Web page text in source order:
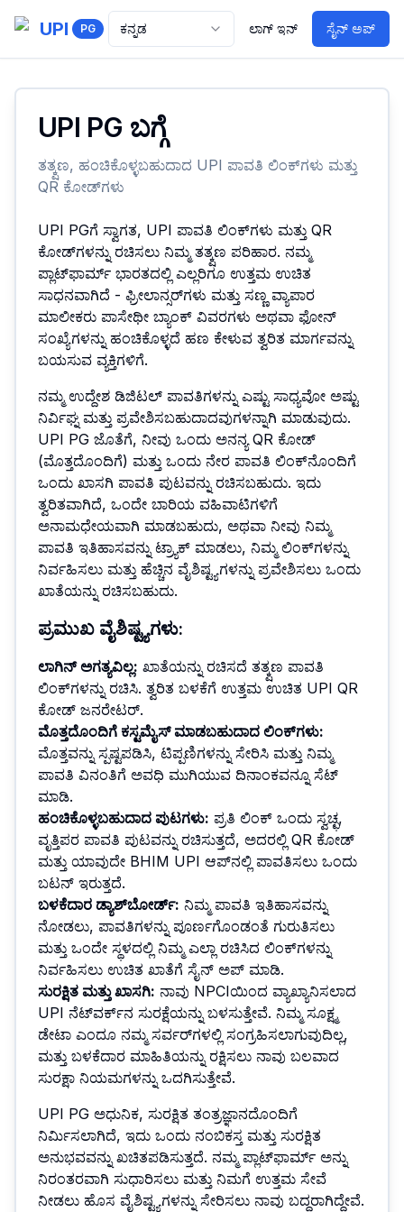
UPI PG ಕನ್ನಡ ಲಾಗ್ ಇನ್ ಸೈನ್ ಅಪ್
UPI PG ಬಗ್ಗೆ
ತತ್ಕ್ಷಣ, ಹಂಚಿಕೊಳ್ಳಬಹುದಾದ UPI ಪಾವತಿ ಲಿಂಕ್‌ಗಳು ಮತ್ತು
QR ಕೋಡ್‌ಗಳು
UPI PGಗೆ ಸ್ವಾಗತ, UPI ಪಾವತಿ ಲಿಂಕ್‌ಗಳು ಮತ್ತು QR
ಕೋಡ್‌ಗಳನ್ನು ರಚಿಸಲು ನಿಮ್ಮ ತತ್ಕ್ಷಣ ಪರಿಹಾರ. ನಮ್ಮ
ಪ್ಲಾಟ್‌ಫಾರ್ಮ್ ಭಾರತದಲ್ಲಿ ಎಲ್ಲರಿಗೂ ಉತ್ತಮ ಉಚಿತ
ಸಾಧನವಾಗಿದೆ - ಫ್ರೀಲಾನ್ಸರ್‌ಗಳು ಮತ್ತು ಸಣ್ಣ ವ್ಯಾಪಾರ
ಮಾಲೀಕರು ಪಾಸೇಥೀ ಬ್ಯಾಂಕ್ ವಿವರಗಳು ಅಥವಾ ಫೋನ್
ಸಂಖ್ಯೆಗಳನ್ನು ಹಂಚಿಕೊಳ್ಳದೆ ಹಣ ಕೇಳುವ ತ್ವರಿತ ಮಾರ್ಗವನ್ನು
ಬಯಸುವ ವ್ಯಕ್ತಿಗಳಿಗೆ.
ನಮ್ಮ ಉದ್ದೇಶ ಡಿಜಿಟಲ್ ಪಾವತಿಗಳನ್ನು ಎಷ್ಟು ಸಾಧ್ಯವೋ ಅಷ್ಟು
ನಿರ್ವಿಘ್ನ ಮತ್ತು ಪ್ರವೇಶಿಸಬಹುದಾದವುಗಳನ್ನಾಗಿ ಮಾಡುವುದು.
UPI PG ಜೊತೆಗೆ, ನೀವು ಒಂದು ಅನನ್ಯ QR ಕೋಡ್
(ಮೊತ್ತದೊಂದಿಗೆ) ಮತ್ತು ಒಂದು ನೇರ ಪಾವತಿ ಲಿಂಕ್‌ನೊಂದಿಗೆ
ಒಂದು ಖಾಸಗಿ ಪಾವತಿ ಪುಟವನ್ನು ರಚಿಸಬಹುದು. ಇದು
ತ್ವರಿತವಾಗಿದೆ, ಒಂದೇ ಬಾರಿಯ ವಹಿವಾಟಿಗಳಿಗೆ
ಅನಾಮಧೇಯವಾಗಿ ಮಾಡಬಹುದು, ಅಥವಾ ನೀವು ನಿಮ್ಮ
ಪಾವತಿ ಇತಿಹಾಸವನ್ನು ಟ್ರ್ಯಾಕ್ ಮಾಡಲು, ನಿಮ್ಮ ಲಿಂಕ್‌ಗಳನ್ನು
ನಿರ್ವಹಿಸಲು ಮತ್ತು ಹೆಚ್ಚಿನ ವೈಶಿಷ್ಟ್ಯಗಳನ್ನು ಪ್ರವೇಶಿಸಲು ಒಂದು
ಖಾತೆಯನ್ನು ರಚಿಸಬಹುದು.
ಪ್ರಮುಖ ವೈಶಿಷ್ಟ್ಯಗಳು:
ಲಾಗಿನ್ ಅಗತ್ಯವಿಲ್ಲ: ಖಾತೆಯನ್ನು ರಚಿಸದೆ ತತ್ಕ್ಷಣ ಪಾವತಿ
ಲಿಂಕ್‌ಗಳನ್ನು ರಚಿಸಿ. ತ್ವರಿತ ಬಳಕೆಗೆ ಉತ್ತಮ ಉಚಿತ UPI QR
ಕೋಡ್ ಜನರೇಟರ್.
ಮೊತ್ತದೊಂದಿಗೆ ಕಸ್ಟಮೈಸ್ ಮಾಡಬಹುದಾದ ಲಿಂಕ್‌ಗಳು:
ಮೊತ್ತವನ್ನು ಸ್ಪಷ್ಟಪಡಿಸಿ, ಟಿಪ್ಪಣಿಗಳನ್ನು ಸೇರಿಸಿ ಮತ್ತು ನಿಮ್ಮ
ಪಾವತಿ ವಿನಂತಿಗೆ ಅವಧಿ ಮುಗಿಯುವ ದಿನಾಂಕವನ್ನೂ ಸೆಟ್
ಮಾಡಿ.
ಹಂಚಿಕೊಳ್ಳಬಹುದಾದ ಪುಟಗಳು: ಪ್ರತಿ ಲಿಂಕ್ ಒಂದು ಸ್ವಚ್ಛ,
ವೃತ್ತಿಪರ ಪಾವತಿ ಪುಟವನ್ನು ರಚಿಸುತ್ತದೆ, ಅದರಲ್ಲಿ QR ಕೋಡ್
ಮತ್ತು ಯಾವುದೇ BHIM UPI ಆಪ್‌ನಲ್ಲಿ ಪಾವತಿಸಲು ಒಂದು
ಬಟನ್ ಇರುತ್ತದೆ.
ಬಳಕೆದಾರ ಡ್ಯಾಶ್‌ಬೋರ್ಡ್: ನಿಮ್ಮ ಪಾವತಿ ಇತಿಹಾಸವನ್ನು
ನೋಡಲು, ಪಾವತಿಗಳನ್ನು ಪೂರ್ಣಗೊಂಡಂತೆ ಗುರುತಿಸಲು
ಮತ್ತು ಒಂದೇ ಸ್ಥಳದಲ್ಲಿ ನಿಮ್ಮ ಎಲ್ಲಾ ರಚಿಸಿದ ಲಿಂಕ್‌ಗಳನ್ನು
ನಿರ್ವಹಿಸಲು ಉಚಿತ ಖಾತೆಗೆ ಸೈನ್ ಅಪ್ ಮಾಡಿ.
ಸುರಕ್ಷಿತ ಮತ್ತು ಖಾಸಗಿ: ನಾವು NPCIಯಿಂದ ವ್ಯಾಖ್ಯಾನಿಸಲಾದ
UPI ನೆಟ್‌ವರ್ಕ್‌ನ ಸುರಕ್ಷೆಯನ್ನು ಬಳಸುತ್ತೇವೆ. ನಿಮ್ಮ ಸೂಕ್ಷ್ಮ
ಡೇಟಾ ಎಂದೂ ನಮ್ಮ ಸರ್ವರ್‌ಗಳಲ್ಲಿ ಸಂಗ್ರಹಿಸಲಾಗುವುದಿಲ್ಲ,
ಮತ್ತು ಬಳಕೆದಾರ ಮಾಹಿತಿಯನ್ನು ರಕ್ಷಿಸಲು ನಾವು ಬಲವಾದ
ಸುರಕ್ಷಾ ನಿಯಮಗಳನ್ನು ಒದಗಿಸುತ್ತೇವೆ.
UPI PG ಅಧುನಿಕ, ಸುರಕ್ಷಿತ ತಂತ್ರಜ್ಞಾನದೊಂದಿಗೆ
ನಿರ್ಮಿಸಲಾಗಿದೆ, ಇದು ಒಂದು ನಂಬಿಕಸ್ತ ಮತ್ತು ಸುರಕ್ಷಿತ
ಅನುಭವವನ್ನು ಖಚಿತಪಡಿಸುತ್ತದೆ. ನಮ್ಮ ಪ್ಲಾಟ್‌ಫಾರ್ಮ್ ಅನ್ನು
ನಿರಂತರವಾಗಿ ಸುಧಾರಿಸಲು ಮತ್ತು ನಿಮಗೆ ಉತ್ತಮ ಸೇವೆ
ನೀಡಲು ಹೊಸ ವೈಶಿಷ್ಟ್ಯಗಳನ್ನು ಸೇರಿಸಲು ನಾವು ಬದ್ಧರಾಗಿದ್ದೇವೆ.